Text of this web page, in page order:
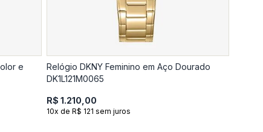
e
Relógio DKNY Feminino em Aço Dourado
DK1L121M0065
R$ 1.210,00
10x de R$ 121 sem juros